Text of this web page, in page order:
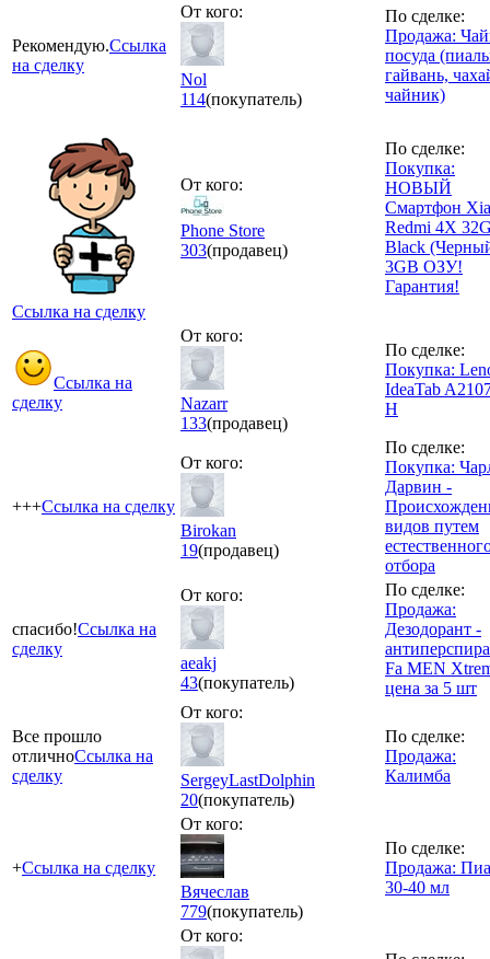
Рекомендую.Ссылка
на сделку
От кого:
Nol
114(покупатель)
По сделке:
Продажа:
посуда
гайвань,
чайник)
Ссылка на сделку
От кого:
Phone Store
303(продавец)
По сделке:
Покупка:
НОВЫЙ
Смартфон
Redmi 4X
Black
3GB ОЗУ!
Гарантия!
Ссылка на
сделку
От кого:
Nazarr
133(продавец)
По сделке:
Покупка:
IdeaTab
H
+++Ссылка на сделку
От кого:
Birokan
19(продавец)
По сделке:
Покупка:
Дарвин -
видов путем
отбора
спасибо!Ссылка на
сделку
От кого:
aeakj
43(покупатель)
По сделке:
Продажа:
Дезодорант -
Fa MEN
цена за 5 шт
Все прошло
отличноСсылка на
сделку
От кого:
SergeyLastDolphin
20(покупатель)
По сделке:
Продажа:
Калимба
+Ссылка на сделку
От кого:
Вячеслав
779(покупатель)
По сделке:
Продажа:
30-40 мл
От кого: